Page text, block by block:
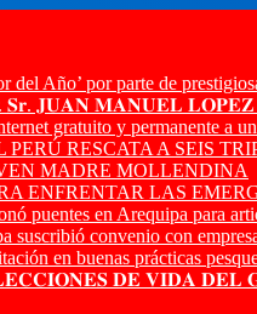
del Año’ por parte de
sr. 𝐒𝐫. 𝐉𝐔𝐀𝐍 𝐌𝐀𝐍𝐔𝐄𝐋
gratuito y permanente a
RESCATA A SEIS
MADRE MOLLENDINA
ENFRENTAR LAS
puentes en Arequipa para
suscribió convenio con
en buenas prácticas
𝐃𝐄 𝐕𝐈𝐃𝐀